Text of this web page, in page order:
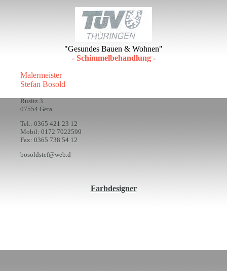
"Gesundes Bauen & Wohnen"
- Schimmelbehandlung -
Malermeister
Stefan Bosold
Rusitz 3
07554 Gera
Tel.: 0365 421 23 12
Mobil: 0172 7022599
Fax: 0365 738 54 12
bosoldstef@web.d
Farbdesigner